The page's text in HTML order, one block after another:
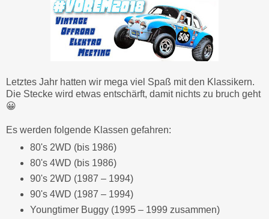
Letztes Jahr hatten wir mega viel Spaß mit den Klassikern.
Die Stecke wird etwas entschärft, damit nichts zu bruch geht
😀
Es werden folgende Klassen gefahren:
80's 2WD (bis 1986)
80's 4WD (bis 1986)
90's 2WD (1987 – 1994)
90's 4WD (1987 – 1994)
Youngtimer Buggy (1995 – 1999 zusammen)